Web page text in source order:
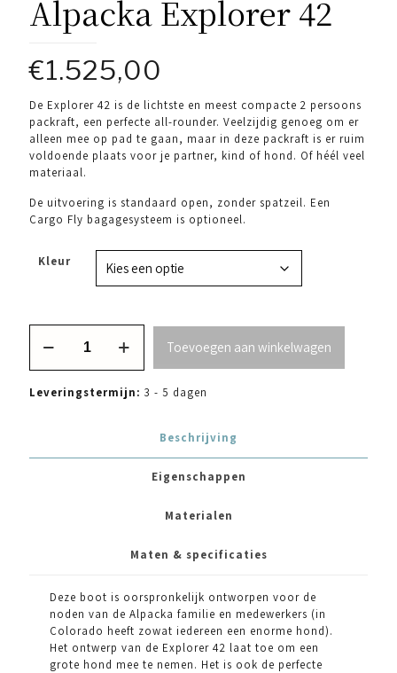
Alpacka Explorer 42
€1.525,00
De Explorer 42 is de lichtste en meest compacte 2 persoons
packraft, een perfecte all-rounder. Veelzijdig genoeg om er
alleen mee op pad te gaan, maar in deze packraft is er ruim
voldoende plaats voor je partner, kind of hond. Of héél veel
materiaal.
De uitvoering is standaard open, zonder spatzeil. Een
Cargo Fly bagagesysteem is optioneel.
Kleur
Explorer
Toevoegen aan winkelwagen
Leveringstermijn: 3 - 5 dagen
Beschrijving
Eigenschappen
Materialen
Maten & specificaties
Deze boot is oorspronkelijk ontworpen voor de
noden van de Alpacka familie en medewerkers (in
Colorado heeft zowat iedereen een enorme hond).
Het ontwerp van de Explorer 42 laat toe om een
grote hond mee te nemen. Het is ook de perfecte